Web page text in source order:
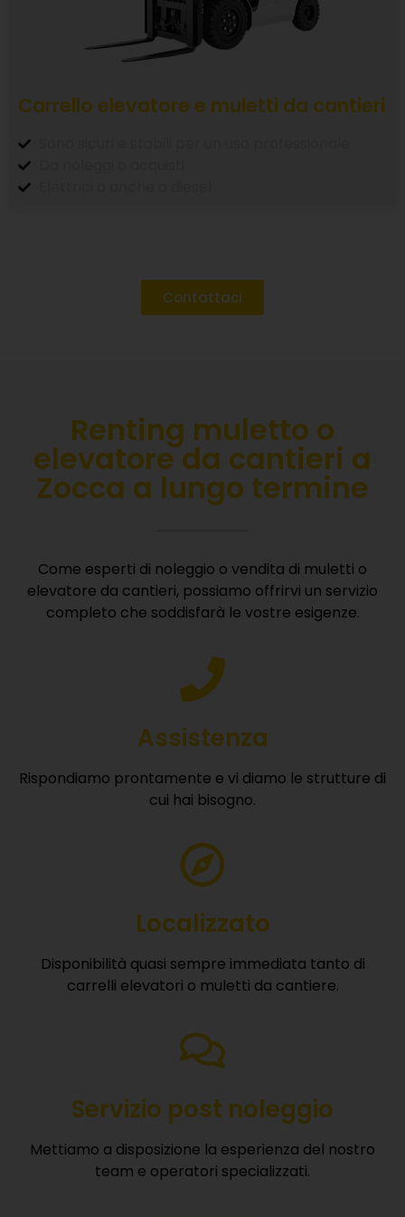
Carrello elevatore e muletti da cantieri
Contattaci
Renting muletto o
elevatore da cantieri a
Zocca a lungo termine
Come esperti di noleggio o vendita di muletti o
elevatore da cantieri, possiamo offrirvi un servizio
completo che soddisfarà le vostre esigenze.
Assistenza
Rispondiamo prontamente e vi diamo le strutture di
cui hai bisogno.
Localizzato
Disponibilità quasi sempre immediata tanto di
carrelli elevatori o muletti da cantiere.
Servizio post noleggio
Mettiamo a disposizione la esperienza del nostro
team e operatori specializzati.